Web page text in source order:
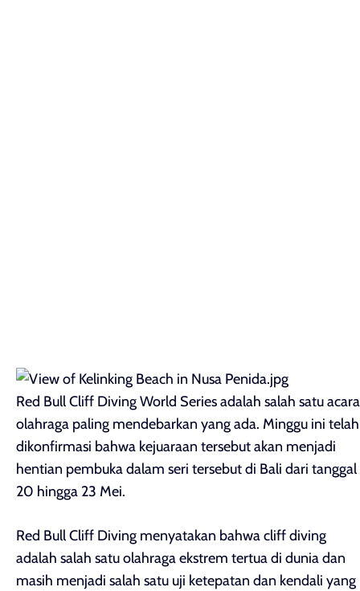
Red Bull Cliff Diving World Series adalah salah satu acara
olahraga paling mendebarkan yang ada. Minggu ini telah
dikonfirmasi bahwa kejuaraan tersebut akan menjadi
hentian pembuka dalam seri tersebut di Bali dari tanggal
20 hingga 23 Mei.
Red Bull Cliff Diving menyatakan bahwa cliff diving
adalah salah satu olahraga ekstrem tertua di dunia dan
masih menjadi salah satu uji ketepatan dan kendali yang